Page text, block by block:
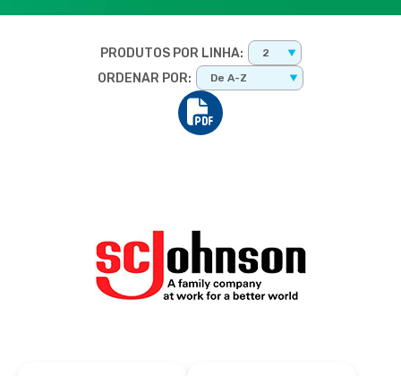
PRODUTOS POR LINHA: 2
ORDENAR POR: De A-Z